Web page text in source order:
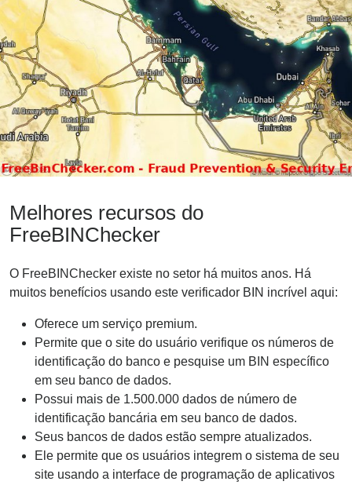
Melhores recursos do
FreeBINChecker
O FreeBINChecker existe no setor há muitos anos. Há
muitos benefícios usando este verificador BIN incrível aqui:
Oferece um serviço premium.
Permite que o site do usuário verifique os números de
identificação do banco e pesquise um BIN específico
em seu banco de dados.
Possui mais de 1.500.000 dados de número de
identificação bancária em seu banco de dados.
Seus bancos de dados estão sempre atualizados.
Ele permite que os usuários integrem o sistema de seu
site usando a interface de programação de aplicativos